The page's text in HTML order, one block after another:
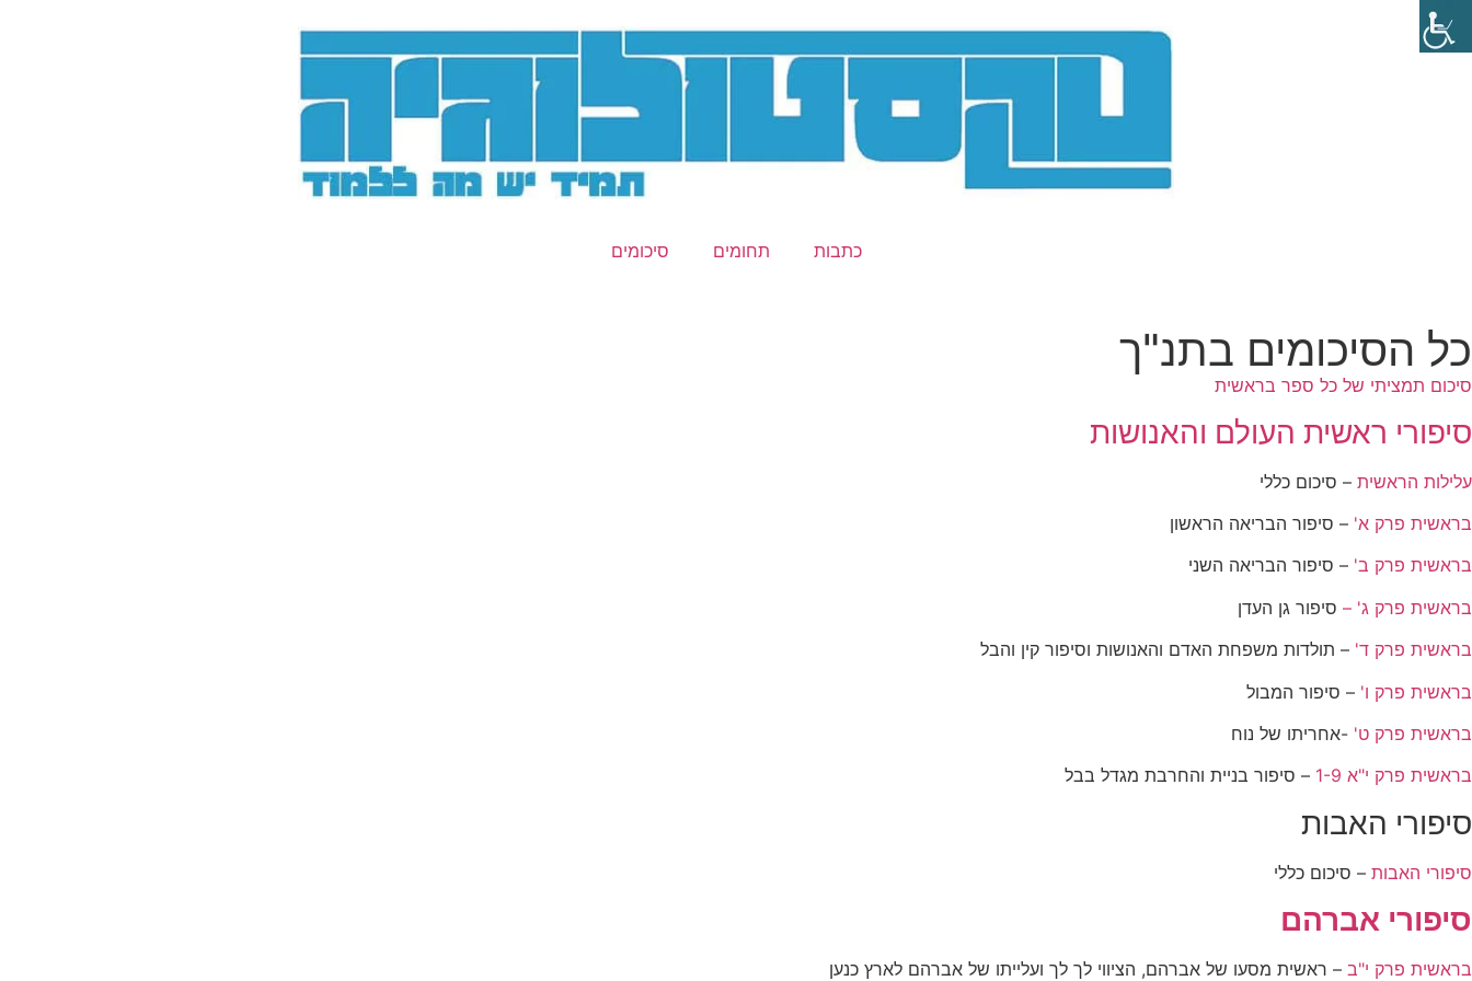
כתבות תחומים סיכומים
כל הסיכומים בתנ"ך
סיכום תמציתי של כל ספר בראשית
סיפורי ראשית העולם והאנושות
עלילות הראשית – סיכום כללי
בראשית פרק א' – סיפור הבריאה הראשון
בראשית פרק ב' – סיפור הבריאה השני
בראשית פרק ג' – סיפור גן העדן
בראשית פרק ד' – תולדות משפחת האדם והאנושות וסיפור קין והבל
בראשית פרק ו' – סיפור המבול
בראשית פרק ט' -אחריתו של נוח
בראשית פרק י"א 1-9
– סיפור בניית והחרבת מגדל בבל
סיפורי האבות
סיפורי האבות – סיכום כללי
סיפורי אברהם
בראשית פרק י"ב – ראשית מסעו של אברהם, הציווי לך לך ועלייתו של אברהם לארץ כנען